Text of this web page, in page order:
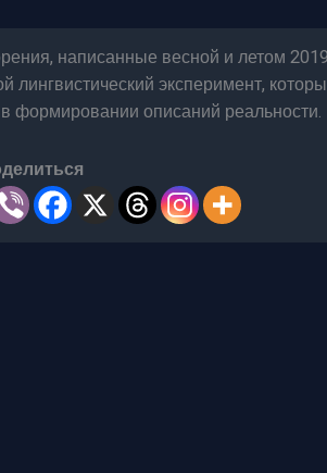
написанные весной и летом
лингвистический эксперимент,
формировании описаний реальности.